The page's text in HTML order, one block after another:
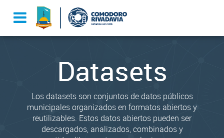
Datasets
Los datasets son conjuntos de datos públicos
municipales organizados en formatos abiertos y
reutilizables. Estos datos abiertos pueden ser
descargados, analizados, combinados y